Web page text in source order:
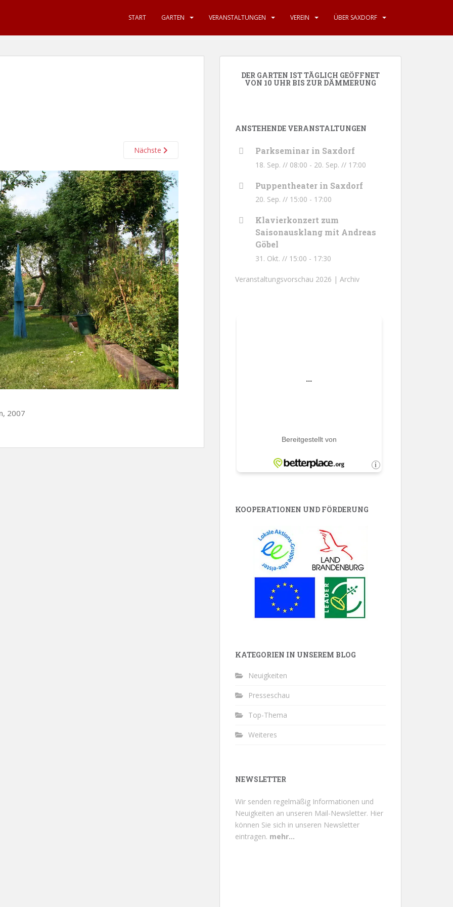
START GARTEN VERANSTALTUNGEN VEREIN ÜBER SAXDORF
Nächste
2007
DER GARTEN IST TÄGLICH GEÖFFNET
VON 10 UHR BIS ZUR DÄMMERUNG
ANSTEHENDE VERANSTALTUNGEN
Parkseminar in Saxdorf
18. Sep. // 08:00 - 20. Sep. // 17:00
Puppentheater in Saxdorf
20. Sep. // 15:00 - 17:00
Klavierkonzert zum
Saisonausklang mit Andreas
Göbel
31. Okt. // 15:00 - 17:30
Veranstaltungsvorschau 2026 | Archiv
KOOPERATIONEN UND FÖRDERUNG
KATEGORIEN IN UNSEREM BLOG
Neuigkeiten
Presseschau
Top-Thema
Weiteres
NEWSLETTER
Wir senden regelmäßig Informationen und
Neuigkeiten an unseren Mail-Newsletter. Hier
können Sie sich in unseren Newsletter
eintragen. mehr...